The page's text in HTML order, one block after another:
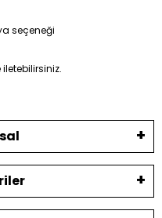
seçeneği
iletebilirsiniz.